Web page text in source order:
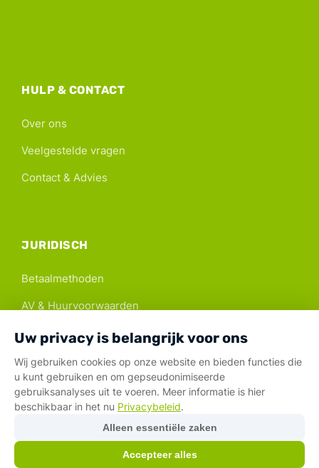
HULP & CONTACT
Over ons
Veelgestelde vragen
Contact & Advies
JURIDISCH
Betaalmethoden
AV & Huurvoorwaarden
Colofon
Privacybeleid
Veilige betaalmethoden:
© 2026 mycamper. Alle rechten voorbehouden.
Uw privacy is belangrijk voor ons
Wij gebruiken cookies op onze website en bieden functies die
u kunt gebruiken en om gepseudonimiseerde
gebruiksanalyses uit te voeren. Meer informatie is hier
beschikbaar in het nu Privacybeleid.
Alleen essentiële zaken
Accepteer alles